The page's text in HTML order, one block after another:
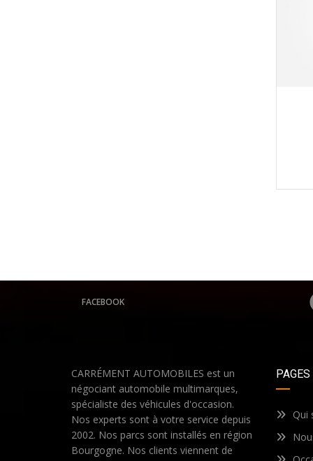
FACEBOOK
CARRÉMENT AUTOMOBILES est un
négociant automobile multimarques,
spécialiste des véhicules d'occasion.
Nos experts sont à votre service depuis
2002. Nos parcs sont installés en région
Bourgogne. Nos clients viennent de
PAGES
Qui